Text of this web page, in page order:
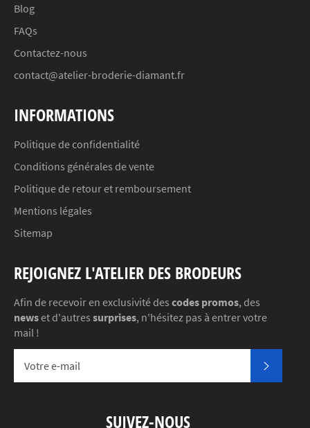
Blog
FAQs
Contactez-nous
contact@atelier-broderie-diamant.fr
INFORMATIONS
Politique de confidentialité
Conditions générales de vente
Politique de retour et remboursement
Mentions légales
Sitemap
REJOIGNEZ L'ATELIER DES BRODEURS
Afin de recevoir en exclusivité des codes promos, des
newset d'autres surprises, n'hésitez pas à entrer votre
mail !
SUIVEZ-NOUS